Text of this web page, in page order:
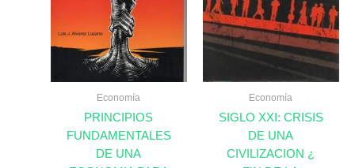
Economía
PRINCIPIOS
FUNDAMENTALES
DE UNA
Economía
SIGLO XXI: CRISIS
DE UNA
CIVILIZACION ¿